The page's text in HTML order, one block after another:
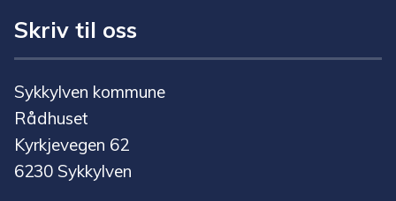
Skriv til oss
Sykkylven kommune
Rådhuset
Kyrkjevegen 62
6230 Sykkylven